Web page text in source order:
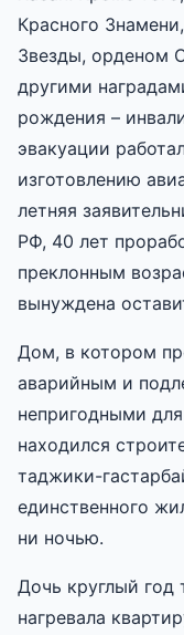
Красного
Звезды, орденом
другими
рождения –
эвакуации
изготовлению
летняя
РФ, 40 лет
преклонным
вынуждена
Дом, в котором
аварийным и
непригодными
находился
таджики-
единственного
ни ночью.
Дочь круглый год
нагревала